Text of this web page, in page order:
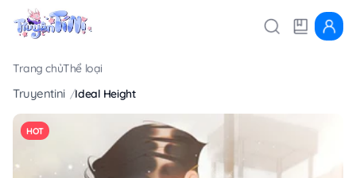
Trang chủThể loại
Truyentini Ideal Height
HOT